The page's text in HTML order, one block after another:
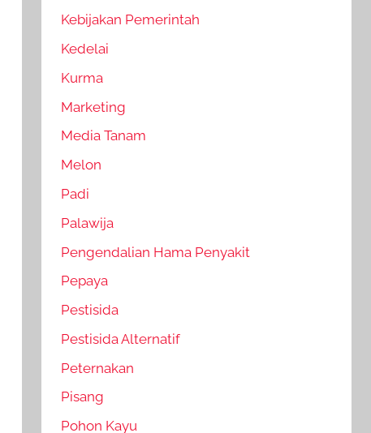
Kebijakan Pemerintah
Kedelai
Kurma
Marketing
Media Tanam
Melon
Padi
Palawija
Pengendalian Hama Penyakit
Pepaya
Pestisida
Pestisida Alternatif
Peternakan
Pisang
Pohon Kayu